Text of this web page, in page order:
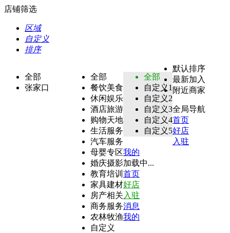
店铺筛选
区域
自定义
排序
全部
张家口
全部
餐饮美食
休闲娱乐
酒店旅游
购物天地
生活服务
汽车服务
母婴专区
婚庆摄影
教育培训
家具建材
房产相关
商务服务
农林牧渔
自定义
全部
自定义1
自定义2
自定义3
自定义4
自定义5
默认排序
最新加入
附近商家
全局导航
首页
好店
入驻
我的
加载中...
首页
好店
入驻
消息
我的